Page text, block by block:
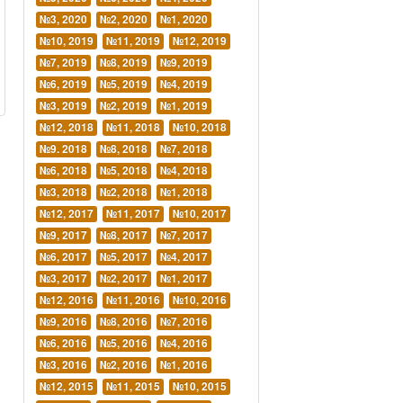
№3, 2020
№2, 2020
№1, 2020
№10, 2019
№11, 2019
№12, 2019
№7, 2019
№8, 2019
№9, 2019
№6, 2019
№5, 2019
№4, 2019
№3, 2019
№2, 2019
№1, 2019
№12, 2018
№11, 2018
№10, 2018
№9. 2018
№8, 2018
№7, 2018
№6, 2018
№5, 2018
№4, 2018
№3, 2018
№2, 2018
№1, 2018
№12, 2017
№11, 2017
№10, 2017
№9, 2017
№8, 2017
№7, 2017
№6, 2017
№5, 2017
№4, 2017
№3, 2017
№2, 2017
№1, 2017
№12, 2016
№11, 2016
№10, 2016
№9, 2016
№8, 2016
№7, 2016
№6, 2016
№5, 2016
№4, 2016
№3, 2016
№2, 2016
№1, 2016
№12, 2015
№11, 2015
№10, 2015